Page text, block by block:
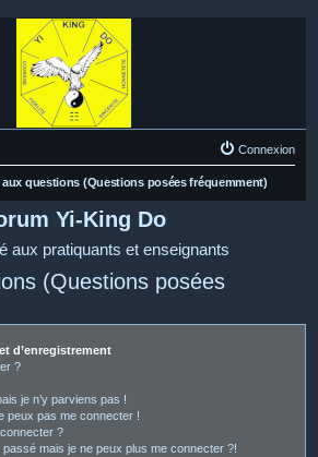
Connexion
aux questions (Questions posées fréquemment)
Yi-King Do
aux pratiquants et enseignants
(Questions posées
d’enregistrement
?
je n’y parviens pas !
peux pas me connecter !
?
mais je ne peux plus me connecter ?!